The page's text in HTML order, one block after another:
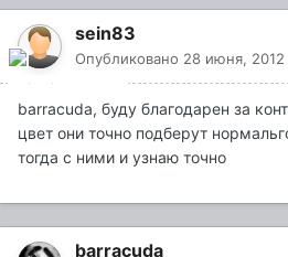
sein83
Опубликовано 28 июня, 2012
barracuda, буду благодарен за
цвет они точно подберут
тогда с ними и узнаю точно
barracuda